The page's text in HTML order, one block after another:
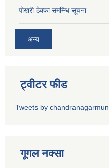
पोखरी ठेक्का समम्न्धि सूचना
अन्य
ट्वीटर फीड
Tweets by chandranagarmun
गूगल नक्सा